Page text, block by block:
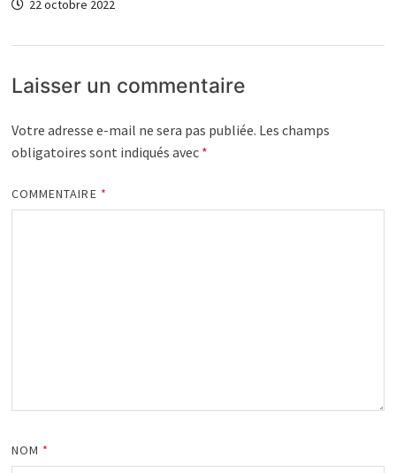
22 octobre 2022
Laisser un commentaire
Votre adresse e-mail ne sera pas publiée. Les champs
obligatoires sont indiqués avec *
COMMENTAIRE *
NOM *